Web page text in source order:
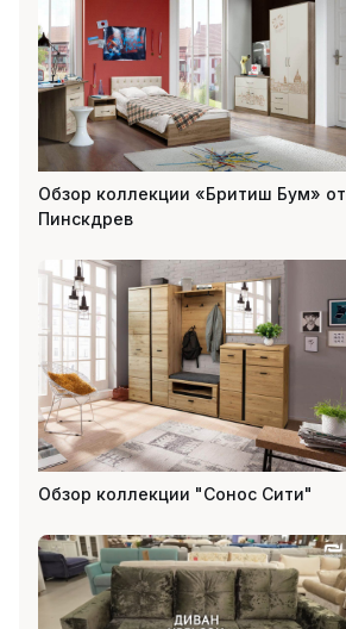
Обзор коллекции «Бритиш Бум» от
Пинскдрев
Обзор коллекции "Сонос Сити"